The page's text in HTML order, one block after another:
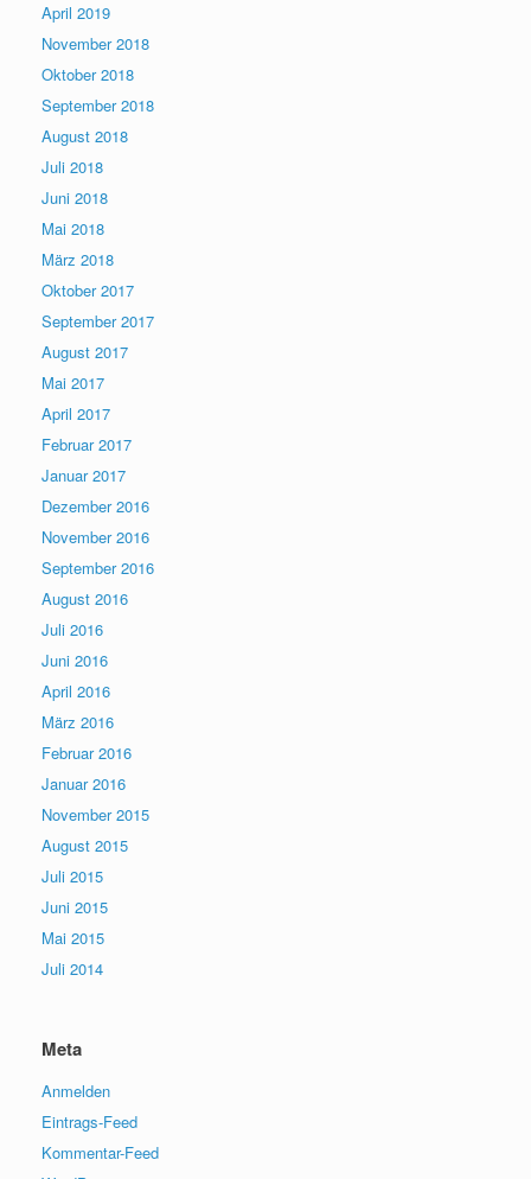
April 2019
November 2018
Oktober 2018
September 2018
August 2018
Juli 2018
Juni 2018
Mai 2018
März 2018
Oktober 2017
September 2017
August 2017
Mai 2017
April 2017
Februar 2017
Januar 2017
Dezember 2016
November 2016
September 2016
August 2016
Juli 2016
Juni 2016
April 2016
März 2016
Februar 2016
Januar 2016
November 2015
August 2015
Juli 2015
Juni 2015
Mai 2015
Juli 2014
Meta
Anmelden
Eintrags-Feed
Kommentar-Feed